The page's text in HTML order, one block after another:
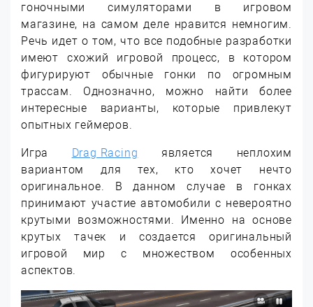
гоночными симуляторами в игровом
магазине, на самом деле нравится немногим.
Речь идет о том, что все подобные разработки
имеют схожий игровой процесс, в котором
фигурируют обычные гонки по огромным
трассам. Однозначно, можно найти более
интересные варианты, которые привлекут
опытных геймеров.
Игра Drag Racing является неплохим
вариантом для тех, кто хочет нечто
оригинальное. В данном случае в гонках
принимают участие автомобили с невероятно
крутыми возможностями. Именно на основе
крутых тачек и создается оригинальный
игровой мир с множеством особенных
аспектов.